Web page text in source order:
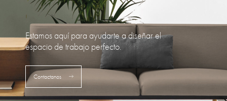
Estamos aquí para ayudarte a diseñar el
espacio de trabajo perfecto.
Contactanos